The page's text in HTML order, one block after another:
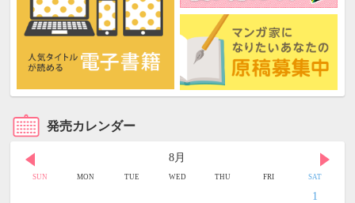
発売カレンダー
8月
SUN MON TUE WED THU FRI SAT
1